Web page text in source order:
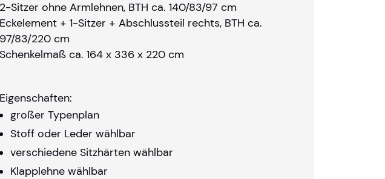
2-Sitzer ohne Armlehnen, BTH ca. 140/83/97 cm
Eckelement + 1-Sitzer + Abschlussteil rechts, BTH ca.
97/83/220 cm
Schenkelmaß ca. 164 x 336 x 220 cm
Eigenschaften:
großer Typenplan
Stoff oder Leder wählbar
verschiedene Sitzhärten wählbar
Klapplehne wählbar